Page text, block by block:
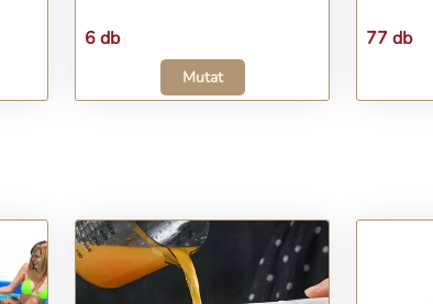
6 db
Mutat
77 db